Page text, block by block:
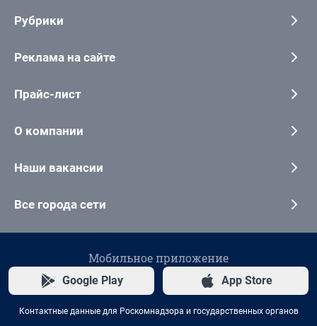
Рубрики
Реклама на сайте
Прайс-лист
О компании
Наши вакансии
Все города сети
Мобильное приложение
Google Play App Store
Контактные данные для Роскомнадзора и государственных органов